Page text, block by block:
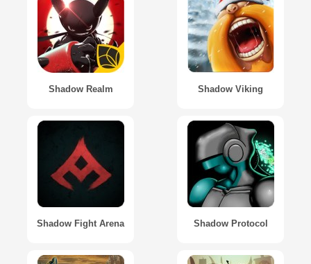
Shadow Realm Shadow Viking
Shadow Fight Arena Shadow Protocol